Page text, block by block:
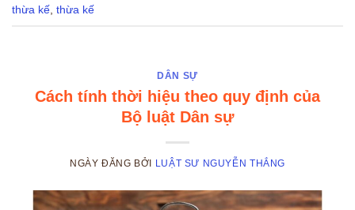
thừa kế thừa kế
DÂN SỰ
Cách tính thời hiệu theo quy định của
Bộ luật Dân sự
NGÀY ĐĂNG BỞI LUẬT SƯ NGUYỄN THẮNG